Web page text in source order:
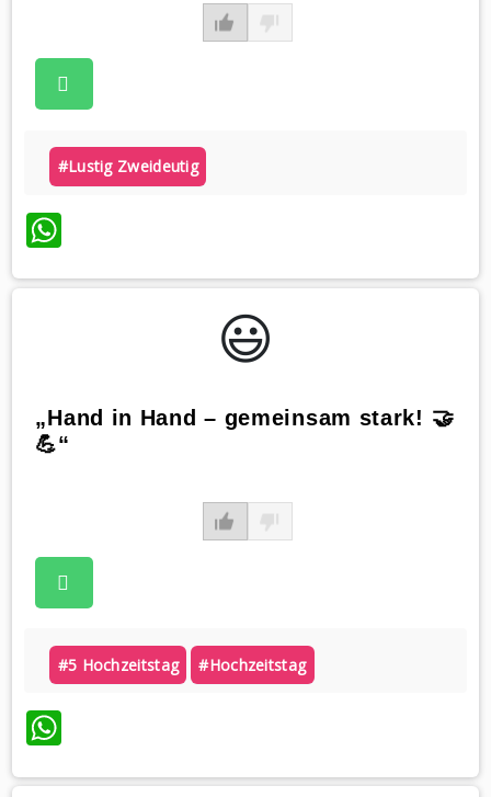
#lustig Zweideutig
WhatsApp
😃️
„Hand in Hand – gemeinsam stark! 🤝
💪“
#5 Hochzeitstag #hochzeitstag
WhatsApp